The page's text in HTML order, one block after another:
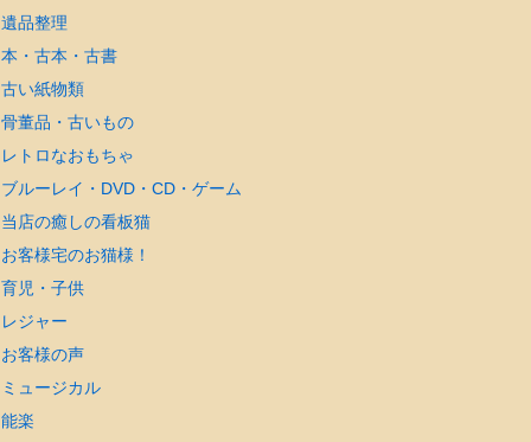
遺品整理
本・古本・古書
古い紙物類
骨董品・古いもの
レトロなおもちゃ
ブルーレイ・DVD・CD・ゲーム
当店の癒しの看板猫
お客様宅のお猫様！
育児・子供
レジャー
お客様の声
ミュージカル
能楽